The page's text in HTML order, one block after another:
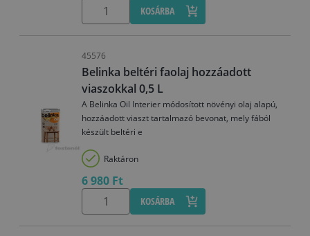
KOSÁRBA
45576
Belinka beltéri faolaj hozzáadott
viaszokkal 0,5 L
A Belinka Oil Interier módosított növényi olaj alapú,
hozzáadott viaszt tartalmazó bevonat, mely fából
készült beltéri e
Raktáron
6 980 Ft
KOSÁRBA